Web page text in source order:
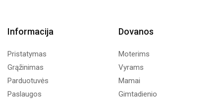
Informacija
Pristatymas
Grąžinimas
Parduotuvės
Paslaugos
Dovanos
Moterims
Vyrams
Mamai
Gimtadienio